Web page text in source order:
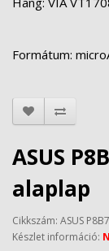
Formátum:
ASUS
alaplap
Cikkszám: ASUS
Készlet információ: